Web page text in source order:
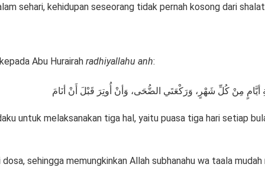
sehari, kehidupan seseorang tidak pernah kosong dari
Abu Hurairahradhiyallahu anh:
مِنْ كُلِّ شَهْرٍ، وَرَكْعَتَي الضُّحَى، وَأنْ أُوتِرَ قَبْلَ أَنْ أنَامَ
untuk melaksanakan tiga hal, yaitu puasa tiga hari setiap
sehingga memungkinkan Allah subhanahu wa taala